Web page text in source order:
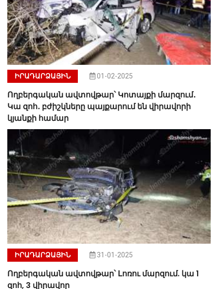
ԻՐԱԴԱՐՁԱՅԻՆ 01-02-2025
Ողբերգական ավտովթար՝ Կոտայքի մարզում․
Կա զոհ․ բժիշկները պայքարում են վիրավորի
կյանքի համար
ԻՐԱԴԱՐՁԱՅԻՆ 31-01-2025
Ողբերգական ավտովթար՝ Լոռու մարզում. կա 1
զոհ, 3 վիրավոր